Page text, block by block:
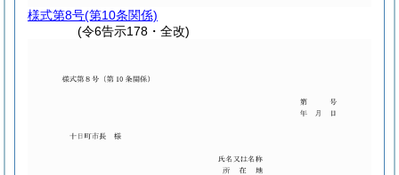
様式第8号(第10条関係)
(令6告示178・全改)